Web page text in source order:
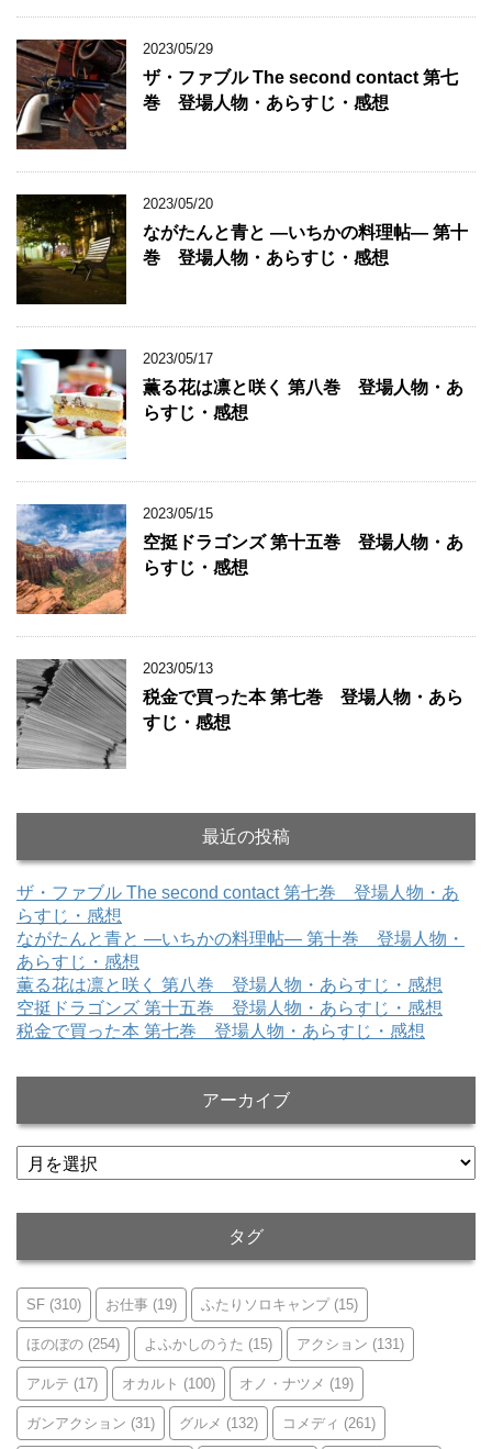
2023/05/29
ザ・ファブル The second contact 第七
巻 登場人物・あらすじ・感想
2023/05/20
ながたんと青と ―いちかの料理帖― 第十
巻 登場人物・あらすじ・感想
2023/05/17
薫る花は凛と咲く 第八巻 登場人物・あ
らすじ・感想
2023/05/15
空挺ドラゴンズ 第十五巻 登場人物・あ
らすじ・感想
2023/05/13
税金で買った本 第七巻 登場人物・あら
すじ・感想
最近の投稿
ザ・ファブル The second contact 第七巻 登場人物・あ
らすじ・感想
ながたんと青と ―いちかの料理帖― 第十巻 登場人物・
あらすじ・感想
薫る花は凛と咲く 第八巻 登場人物・あらすじ・感想
空挺ドラゴンズ 第十五巻 登場人物・あらすじ・感想
税金で買った本 第七巻 登場人物・あらすじ・感想
アーカイブ
ア
ー
タグ
SF (310) お仕事 (19) ふたりソロキャンプ(15)
ほのぼの (254) よふかしのうた (15) アクション (131)
アルテ (17) オカルト (100) オノ・ナツメ (19)
ガンアクション (31) グルメ (132) コメディ (261)